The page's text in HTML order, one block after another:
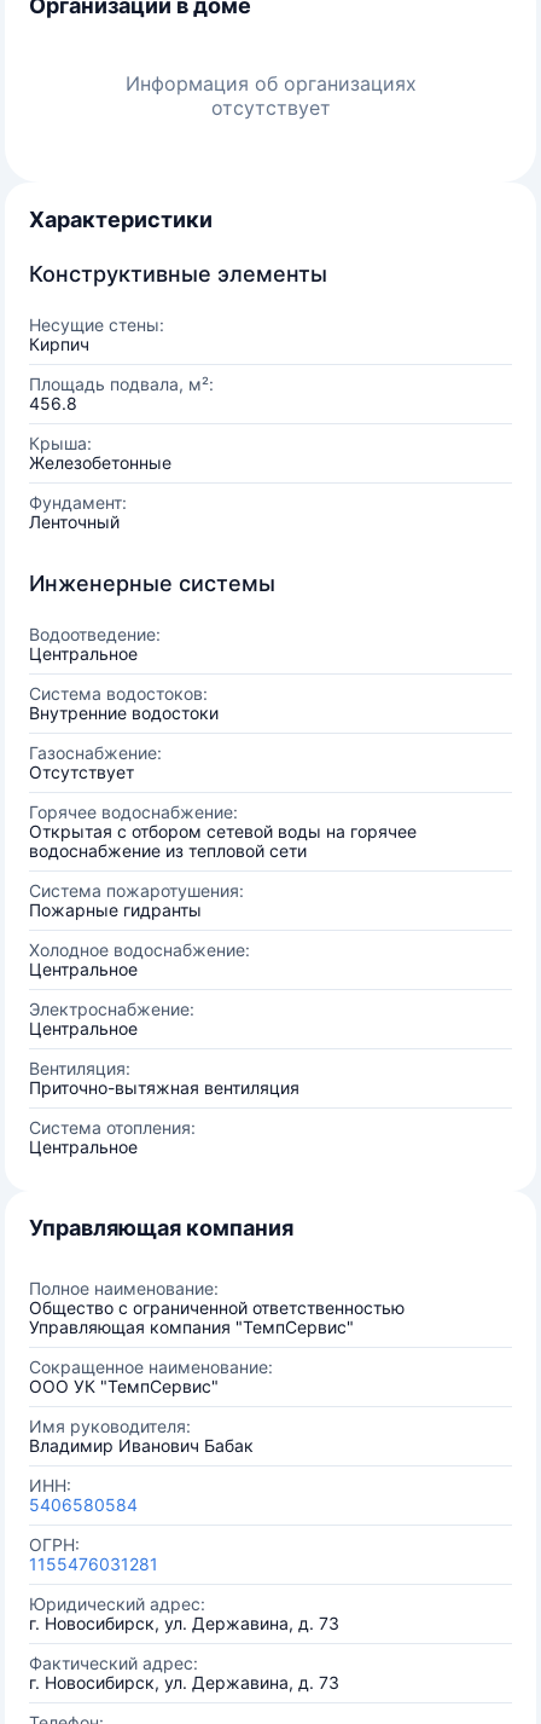
Организации в доме
Информация об организациях
отсутствует
Характеристики
Конструктивные элементы
Несущие стены:
Кирпич
Площадь подвала, м²:
456.8
Крыша:
Железобетонные
Фундамент:
Ленточный
Инженерные системы
Водоотведение:
Центральное
Система водостоков:
Внутренние водостоки
Газоснабжение:
Отсутствует
Горячее водоснабжение:
Открытая с отбором сетевой воды на горячее
водоснабжение из тепловой сети
Система пожаротушения:
Пожарные гидранты
Холодное водоснабжение:
Центральное
Электроснабжение:
Центральное
Вентиляция:
Приточно-вытяжная вентиляция
Система отопления:
Центральное
Управляющая компания
Полное наименование:
Общество с ограниченной ответственностью
Управляющая компания "ТемпСервис"
Сокращенное наименование:
ООО УК "ТемпСервис"
Имя руководителя:
Владимир Иванович Бабак
ИНН:
5406580584
ОГРН:
1155476031281
Юридический адрес:
г. Новосибирск, ул. Державина, д. 73
Фактический адрес:
г. Новосибирск, ул. Державина, д. 73